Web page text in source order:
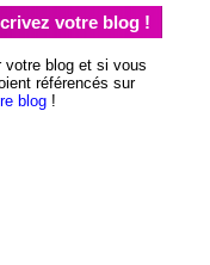
votre blog !
votre blog et si vous
référencés sur
blog!